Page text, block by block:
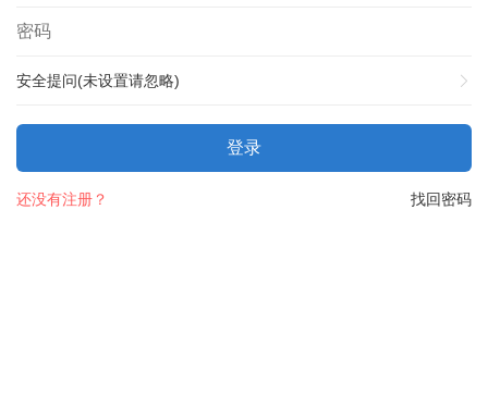
安全提问(未设置请忽略)
登录
找回密码
还没有注册？